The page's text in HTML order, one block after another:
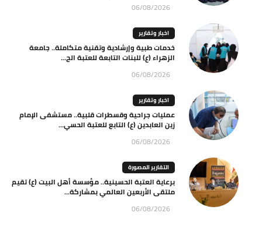
06/08/2026
اخبار وتقارير
خدمات طبية وإرشادية وتقنية متكاملة.. جامعة
الزهراء (ع) للبنات التابعة للعتبة الح...
06/08/2026
اخبار وتقارير
عمليات جراحية وقسطرات قلبية.. مستشفى الإمام
زين العابدين (ع) التابع للعتبة الحسي...
06/08/2026
التقارير المصورة
برعاية العتبة الحسينية.. مؤسسة أهل البيت (ع) تقيم
ملتقى الأربعين العالمي بمشاركة...
06/08/2026